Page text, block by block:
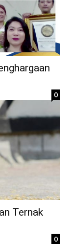
0
Ternak
0